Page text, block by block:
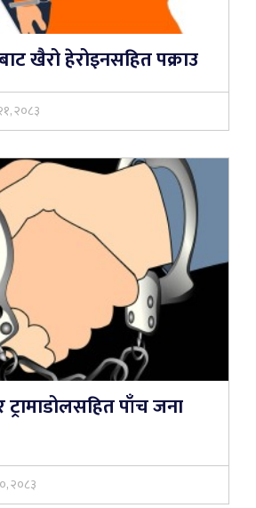
खैरो हेरोइनसहित पक्राउ
२०८३
ट्रामाडोलसहित पाँच जना
२०८३